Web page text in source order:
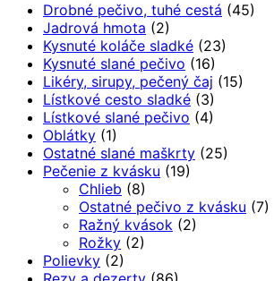
Drobné pečivo, tuhé cestá (45)
Jadrová hmota (2)
Kysnuté koláče sladké (23)
Kysnuté slané pečivo (16)
Likéry, sirupy, pečený čaj (15)
Lístkové cesto sladké (3)
Lístkové slané pečivo (4)
Oblátky (1)
Ostatné slané maškrty (25)
Pečenie z kvásku (19)
Chlieb (8)
Ostatné pečivo z kvásku (7)
Ražný kvások (2)
Rožky (2)
Polievky (2)